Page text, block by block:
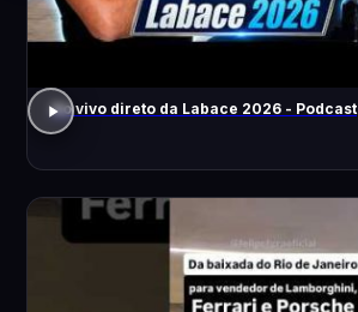
Ao vivo direto da Labace 2026 - Podcast